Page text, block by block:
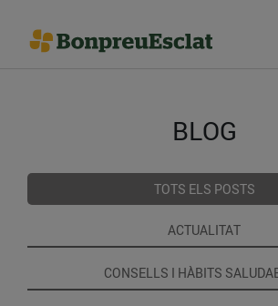
BLOG
TOTS ELS POSTS
ACTUALITAT
CONSELLS I HÀBITS